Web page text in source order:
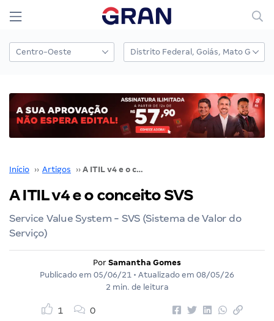
Início ›› Artigos ›› A ITIL v4 e o conceito SVS
A ITIL v4 e o conceito SVS
Service Value System - SVS (Sistema de Valor do
Serviço)
Por Samantha Gomes
Publicado em 05/06/21 • Atualizado em 08/05/26
2 min. de leitura
1 0